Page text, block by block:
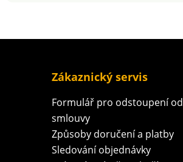
Zákaznický servis
Formulář pro odstoupení od
smlouvy
Způsoby doručení a platby
Sledování objednávky